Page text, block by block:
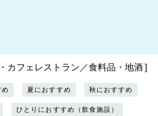
カフェレストラン／食料品・地酒
め 夏におすすめ 秋におすすめ
ひとりにおすすめ（飲食施設）